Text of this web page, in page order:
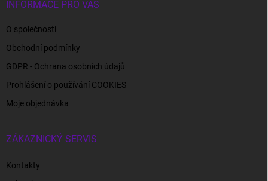
INFORMACE PRO VÁS
O společnosti
Obchodní podmínky
GDPR - Ochrana osobních údajů
Prohlášení o používání COOKIES
Moje objednávka
ZÁKAZNICKÝ SERVIS
Kontakty